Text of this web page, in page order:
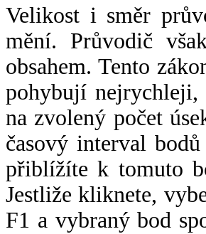
Velikost i směr
mění. Průvodič
obsahem. Tento
pohybují nejrychleji,
na zvolený počet
časový interval
přiblížíte k tomuto
Jestliže kliknete,
F1 a vybraný bod